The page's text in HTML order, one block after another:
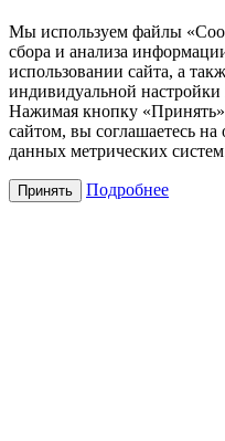
Мы используем файлы
сбора и анализа
использовании сайта, а
индивидуальной
Нажимая кнопку «Принять»
сайтом, вы соглашаетесь
данных метрических
Принять Подробнее